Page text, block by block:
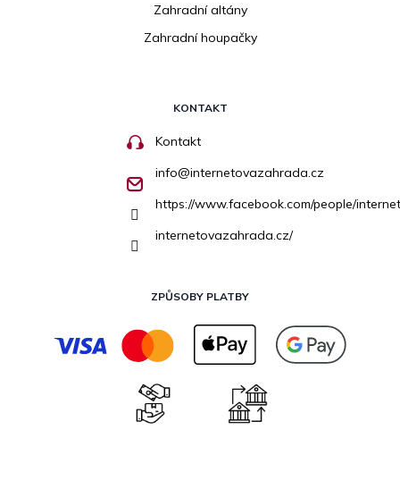
Zahradní altány
Zahradní houpačky
KONTAKT
Kontakt
info@internetovazahrada.cz
https://www.facebook.com/people/
internetovazahrada.cz/
ZPŮSOBY PLATBY